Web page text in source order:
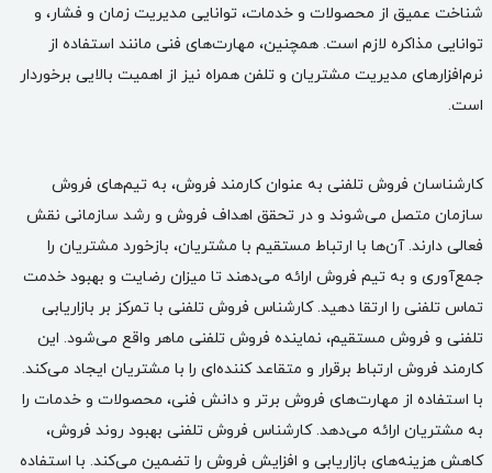
شناخت عمیق از محصولات و خدمات، توانایی مدیریت زمان و فشار، و
توانایی مذاکره لازم است. همچنین، مهارت‌های فنی مانند استفاده از
نرم‌افزارهای مدیریت مشتریان و تلفن همراه نیز از اهمیت بالایی برخوردار
است.
کارشناسان فروش تلفنی به عنوان کارمند فروش، به تیم‌های فروش
سازمان متصل می‌شوند و در تحقق اهداف فروش و رشد سازمانی نقش
فعالی دارند. آن‌ها با ارتباط مستقیم با مشتریان، بازخورد مشتریان را
جمع‌آوری و به تیم فروش ارائه می‌دهند تا میزان رضایت و بهبود خدمت
تماس تلفنی را ارتقا دهید. کارشناس فروش تلفنی با تمرکز بر بازاریابی
تلفنی و فروش مستقیم، نماینده فروش تلفنی ماهر واقع می‌شود. این
کارمند فروش ارتباط برقرار و متقاعد کننده‌ای را با مشتریان ایجاد می‌کند.
با استفاده از مهارت‌های فروش برتر و دانش فنی، محصولات و خدمات را
به مشتریان ارائه می‌دهد. کارشناس فروش تلفنی بهبود روند فروش،
کاهش هزینه‌های بازاریابی و افزایش فروش را تضمین می‌کند. با استفاده